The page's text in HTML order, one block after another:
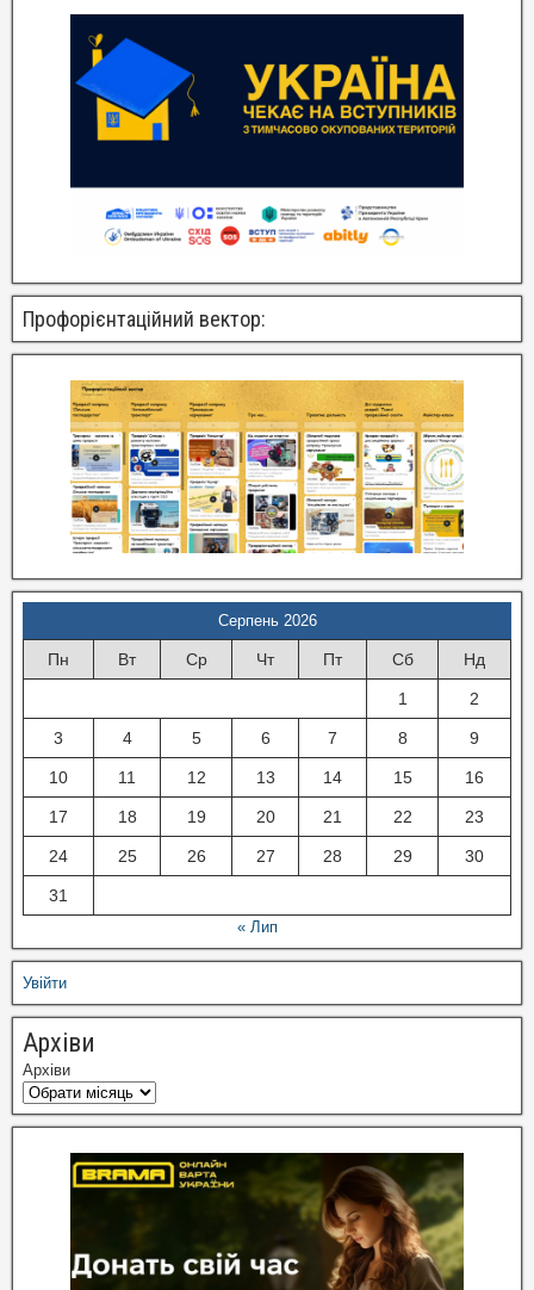
Профорієнтаційний вектор:
Серпень 2026
Пн Вт Ср Чт Пт Сб Нд
1 2
3 4 5 6 7 8 9
10 11 12 13 14 15 16
17 18 19 20 21 22 23
24 25 26 27 28 29 30
31
« Лип
Увійти
Архіви
Архіви